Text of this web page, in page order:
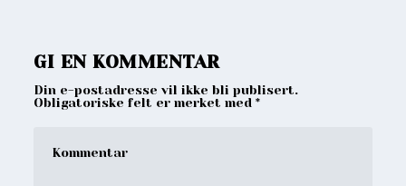
GI EN KOMMENTAR
Din e-postadresse vil ikke bli publisert.
Obligatoriske felt er merket med*